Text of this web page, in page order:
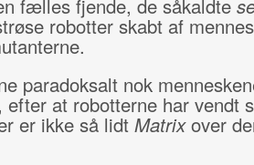
fælles fjende, de såkaldte
robotter skabt af
paradoksalt nok
efter at robotterne har vendt
er ikke så lidt Matrixover